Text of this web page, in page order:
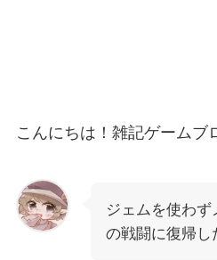
こんにちは！雑記ゲームブ
ジェムを使わず
の戦闘に復帰